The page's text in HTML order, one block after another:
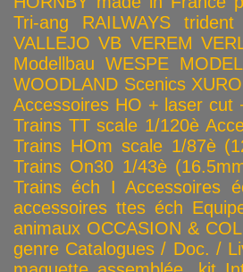
Tri-ang RAILWAYS
trident
VALLEJO VB VEREM
Modellbau WESPE
WOODLAND Scenics
Accessoires HO + laser cut
Trains TT scale 1/120è
Trains HOm scale 1/87è
Trains On30 1/43è
Trains éch I Accessoires
accessoires ttes éch
animaux OCCASION &
genre Catalogues / Doc. /